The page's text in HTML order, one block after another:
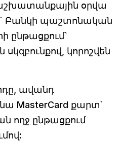
օրվա
Բանկի պաշտոնական
ընթացքում`
կորոշվեն
ավանդ
MasterCard քարտ՝
ողջ ընթացքում